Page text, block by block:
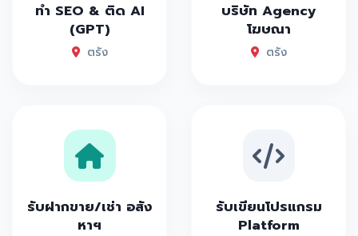
ทำ SEO & ติด AI
(GPT)
ตรัง
บริษัท Agency
โฆษณา
ตรัง
รับฝากขาย/เช่า อสัง
หาฯ
รับเขียนโปรแกรม
Platform